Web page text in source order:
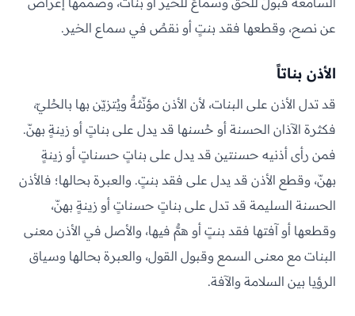
عن نصح، وقطعها فقد بنتٍ أو نقصٌ في سماع الخير.
الأذن بناتاً
قد تدل الأذن على البنات، لأن الأذن مؤنّثةٌ ويُتزيّن بها بالحُليّ،
فكثرة الآذان الحسنة أو حُسنها قد يدل على بناتٍ أو زينةٍ بهنّ.
فمن رأى أذنيه حسنتين قد يدل على بناتٍ حسناتٍ أو زينةٍ
بهنّ، وقطع الأذن قد يدل على فقد بنتٍ. والعبرة بحالها؛ فالأذن
الحسنة السليمة قد تدل على بناتٍ حسناتٍ أو زينةٍ بهنّ،
وقطعها أو آفتها فقد بنتٍ أو همٌّ فيها، والأصل في الأذن معنى
البنات مع معنى السمع وقبول القول، والعبرة بحالها وسياق
الرؤيا بين السلامة والآفة.